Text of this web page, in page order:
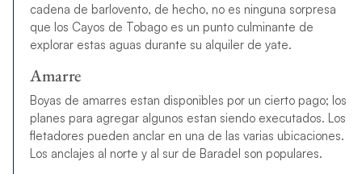
cadena de barlovento, de hecho, no es ninguna sorpresa
que los Cayos de Tobago es un punto culminante de
explorar estas aguas durante su alquiler de yate.
Amarre
Boyas de amarres estan disponibles por un cierto pago; los
planes para agregar algunos estan siendo executados. Los
fletadores pueden anclar en una de las varias ubicaciones.
Los anclajes al norte y al sur de Baradel son populares.